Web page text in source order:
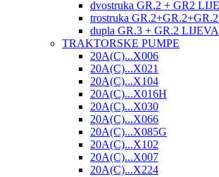
dvostruka GR.2 + GR2
trostruka
dupla GR.3 + GR.2 LIJEVA
TRAKTORSKE PUMPE
20A(C)...X006
20A(C)...X021
20A(C)...X104
20A(C)...X016H
20A(C)...X030
20A(C)...X066
20A(C)...X085G
20A(C)...X102
20A(C)...X007
20A(C)...X224